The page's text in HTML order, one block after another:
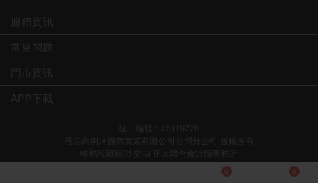
服務資訊
常見問題
門市資訊
APP下載
統一編號：85119726
香港商明洞國際實業有限公司台灣分公司 版權所有
帳務稅籍顧問 委由 正大聯合會計師事務所
司法顧問 委由 致同國際法律事務所0 0